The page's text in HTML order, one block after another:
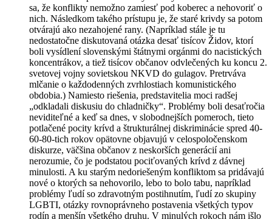
sa, že konflikty nemožno zamiesť pod koberec a nehovoriť o
nich. Následkom takého prístupu je, že staré krivdy sa potom
otvárajú ako nezahojené rany. (Napríklad stále je tu
nedostatočne diskutovaná otázka desať tisícov Židov, ktorí
boli vysídlení slovenskými štátnymi orgánmi do nacistických
koncentrákov, a tiež tisícov občanov odvlečených ku koncu 2.
svetovej vojny sovietskou NKVD do gulagov. Pretrváva
mlčanie o každodenných zvrhlostiach komunistického
obdobia.) Namiesto riešenia, predstavitelia moci radšej
„odkladali diskusiu do chladničky“. Problémy boli desaťročia
neviditeľné a keď sa dnes, v slobodnejších pomeroch, tieto
potlačené pocity krívd a štrukturálnej diskriminácie spred 40-
60-80-tich rokov opätovne objavujú v celospoločenskom
diskurze, väčšina občanov z neskorších generácií ani
nerozumie, čo je podstatou pociťovaných krívd z dávnej
minulosti. A ku starým nedoriešeným konfliktom sa pridávajú
nové o ktorých sa nehovorilo, lebo to bolo tabu, napríklad
problémy ľudí so zdravotným postihnutím, ľudí zo skupiny
LGBTI, otázky rovnoprávneho postavenia všetkých typov
rodín a menšín všetkého druhu. V minulých rokoch nám išlo